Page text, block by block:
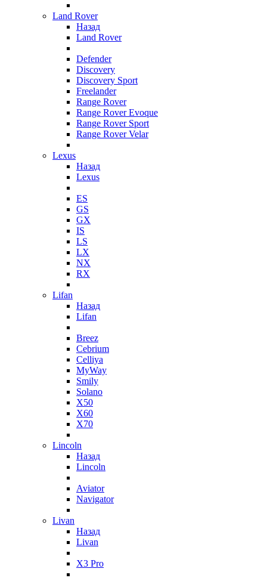
Land Rover
Назад
Land Rover
Defender
Discovery
Discovery Sport
Freelander
Range Rover
Range Rover Evoque
Range Rover Sport
Range Rover Velar
Lexus
Назад
Lexus
ES
GS
GX
IS
LS
LX
NX
RX
Lifan
Назад
Lifan
Breez
Cebrium
Celliya
MyWay
Smily
Solano
X50
X60
X70
Lincoln
Назад
Lincoln
Aviator
Navigator
Livan
Назад
Livan
X3 Pro